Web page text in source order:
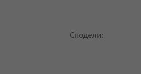
Сподели: